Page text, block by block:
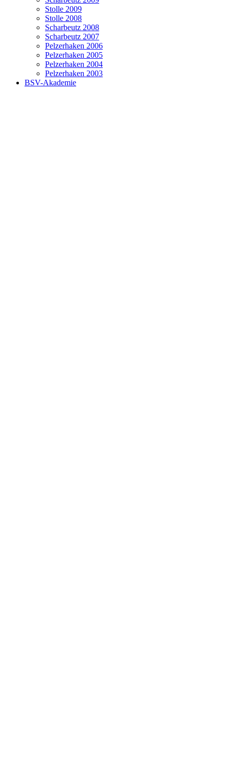
Stolle 2009
Stolle 2008
Scharbeutz 2008
Scharbeutz 2007
Pelzerhaken 2006
Pelzerhaken 2005
Pelzerhaken 2004
Pelzerhaken 2003
BSV-Akademie